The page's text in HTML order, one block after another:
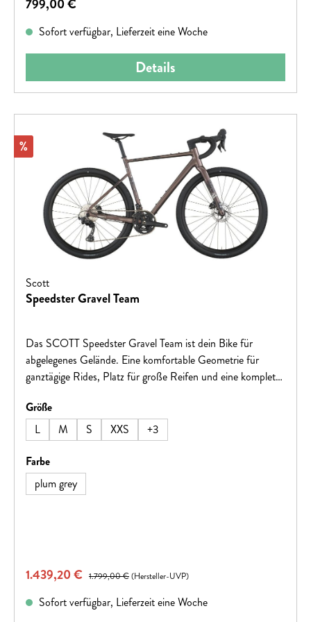
Regulärer Preis:
799,00 €
Sofort verfügbar, Lieferzeit eine Woche
Details
Rabatt
%
Scott
Speedster Gravel Team
Das SCOTT Speedster Gravel Team ist dein Bike für
abgelegenes Gelände. Eine komfortable Geometrie für
ganztägige Rides, Platz für große Reifen und eine komplett
fantastischen Option für alle Zweirad-Offroader!Hinweis:
Fahrradspezifikationen können ohne vorherige Ankündigung
geändert werden.
Größeauswählen
L
M S XXS +3
Farbeauswählen
plum grey
Verkaufspreis:
1.439,20 € Regulärer Preis:
1.799,00 €(Hersteller-UVP)
Sofort verfügbar, Lieferzeit eine Woche